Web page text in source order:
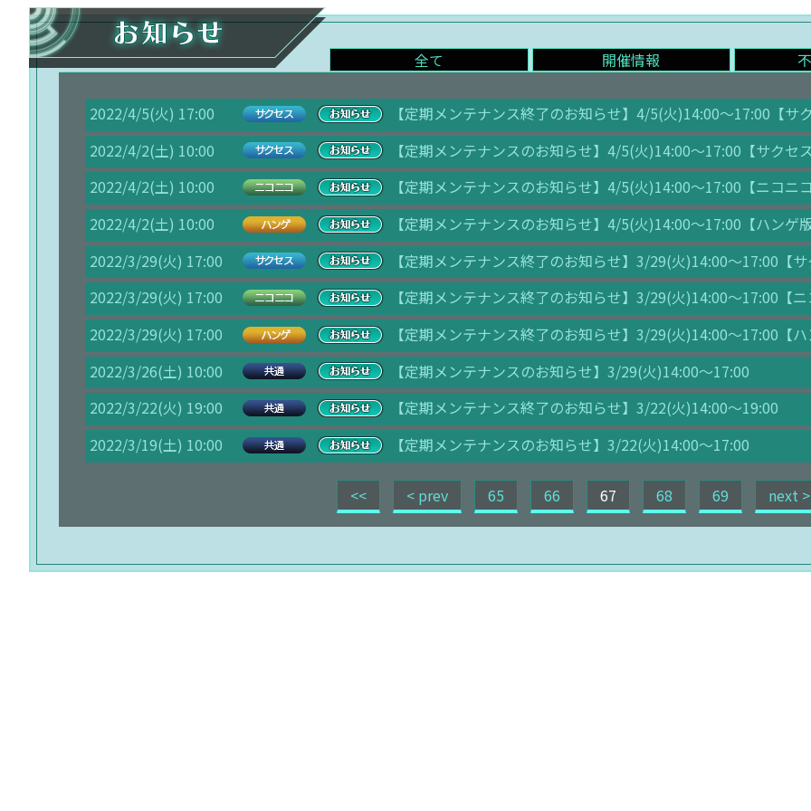
全て 開催情報
2022/4/5(火) 17:00
【定期メンテナンス終了のお知らせ】4/5(火)14:00～17:00【サ
2022/4/2(土) 10:00
【定期メンテナンスのお知らせ】4/5(火)14:00～17:00【サクセ
2022/4/2(土) 10:00
【定期メンテナンスのお知らせ】4/5(火)14:00～17:00【ニコニ
2022/4/2(土) 10:00
【定期メンテナンスのお知らせ】4/5(火)14:00～17:00【ハンゲ
2022/3/29(火) 17:00
【定期メンテナンス終了のお知らせ】3/29(火)14:00～17:00【
2022/3/29(火) 17:00
【定期メンテナンス終了のお知らせ】3/29(火)14:00～17:00【
2022/3/29(火) 17:00
【定期メンテナンス終了のお知らせ】3/29(火)14:00～17:00【
2022/3/26(土) 10:00
【定期メンテナンスのお知らせ】3/29(火)14:00～17:00
2022/3/22(火) 19:00
【定期メンテナンス終了のお知らせ】3/22(火)14:00～19:00
2022/3/19(土) 10:00
【定期メンテナンスのお知らせ】3/22(火)14:00～17:00
<< < prev 65 66 67 68 69 next >